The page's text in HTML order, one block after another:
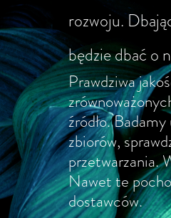
rozwoju.
będzie dbać o
Prawdziwa
źródło.
zbiorów,
przetwarzania.
Nawet te
dostawców.